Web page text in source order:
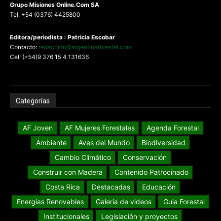
Grupo Misiones Online.Com SA
Tel: +54 (0376) 4425800
Editora/periodista : Patricia Escobar
Contacto: redaccion@argentinaforestal.com
Cel: (+54)9 376 15 4 131636
Categorías
AF Joven AF Mujeres Forestales
Agenda Forestal
Ambiente
Aves del Mundo
Biodiversidad
Cambio Climático
Conservación
Construir con Madera
Contenido Patrocinado
Costa Rica
Destacadas
Educación
Energías Renovables
Galería de videos
Guia Forestal
Institucionales
Legislación y proyectos